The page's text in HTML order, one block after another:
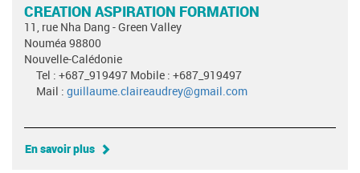
CREATION ASPIRATION FORMATION
11, rue Nha Dang - Green Valley
Nouméa 98800
Nouvelle-Calédonie
Tel : +687_919497 Mobile : +687_919497
Mail : guillaume.claireaudrey@gmail.com
En savoir plus